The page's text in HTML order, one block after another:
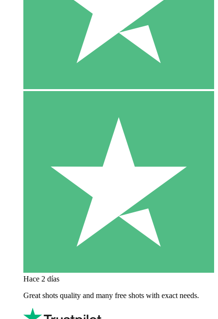
Hace 2 días
Great shots quality and many free shots with exact needs.